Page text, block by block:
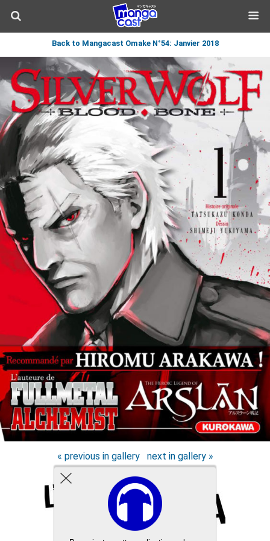
Back to Mangacast Omake N°54: Janvier 2018
« previous in gallery next in gallery »